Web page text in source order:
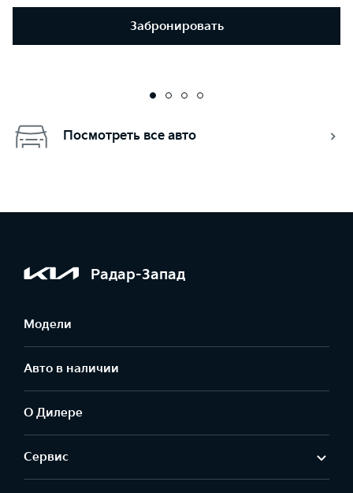
Забронировать
Посмотреть все авто
Радар-Запад
Модели
Авто в наличии
О Дилере
Сервис